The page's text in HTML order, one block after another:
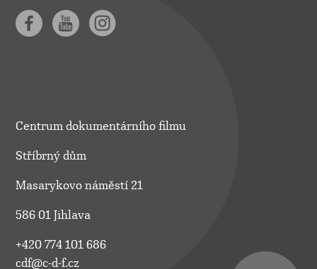
Centrum dokumentárního filmu
Stříbrný dům
Masarykovo náměstí 21
586 01 Jihlava
+420 774 101 686
cdf@c-d-f.cz